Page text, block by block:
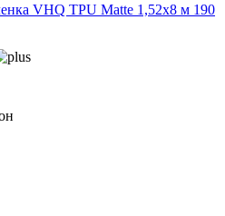
VHQ TPU Matte 1,52х8 м 190